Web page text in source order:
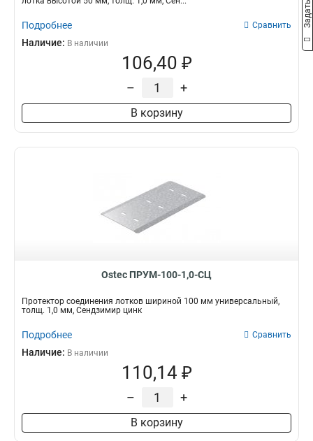
Подробнее Сравнить
Наличие: В наличии
106,40 ₽
– +
В корзину
Ostec ПРУМ-100-1,0-СЦ
Протектор соединения лотков шириной 100 мм универсальный,
толщ. 1,0 мм, Сендзимир цинк
Подробнее Сравнить
Наличие: В наличии
110,14 ₽
– +
В корзину